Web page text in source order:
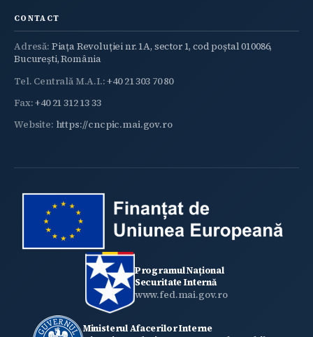
CONTACT
Adresă: Piața Revoluției nr. 1A, sector 1, cod poștal 010086,
București, România
Tel. Centrală M.A.I.:+40 21 303 70 80
Fax:+40 21 312 13 33
Website: https://cncpic.mai.gov.ro
Programul Național
Securitate Internă
www.fed.mai.gov.ro
Ministerul Afacerilor Interne